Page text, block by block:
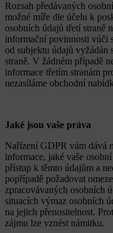
Rozsah předávaných
možné míře dle účelu k
osobních údajů třetí straně
informační povinnosti vůči
od subjektu údajů vyžádán
straně. V žádném případě
informace třetím stranám
nezasíláme obchodní
Jaké jsou vaše práva
Nařízení GDPR vám dává
informace, jaké vaše
přístup k těmto údajům a
popřípadě požadovat
zpracovávaných osobních
situacích výmaz osobních
na jejich přenositelnost.
zájmu lze vznést námitku.